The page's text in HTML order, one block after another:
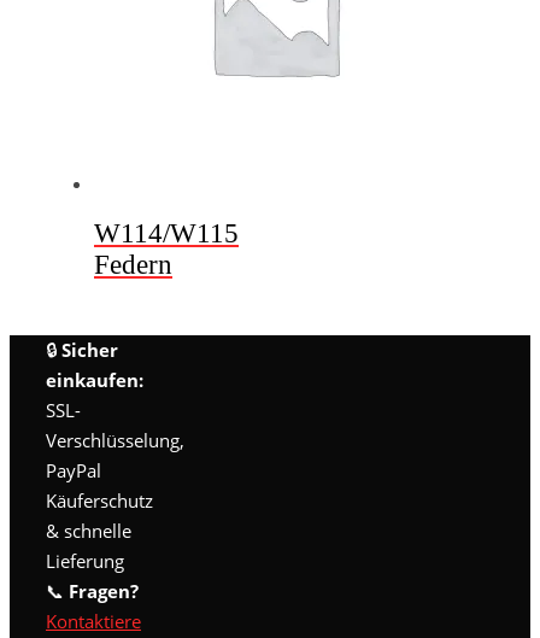
W114/W115
Federn
🔒 Sicher
einkaufen:
SSL-
Verschlüsselung,
PayPal
Käuferschutz
& schnelle
Lieferung
📞 Fragen?
Kontaktiere